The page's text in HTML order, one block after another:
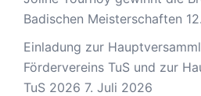
Badischen Meisterschaften
Einladung zur
Fördervereins TuS und zur
TuS 2026 7. Juli 2026